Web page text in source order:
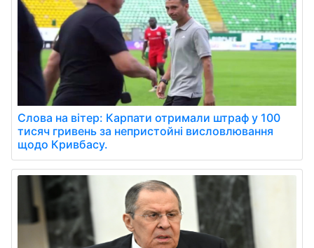
Слова на вітер: Карпати отримали штраф у 100
тисяч гривень за непристойні висловлювання
щодо Кривбасу.